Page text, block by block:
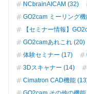
NCbrainAICAM (32)
GO2cam ミーリング
【セミナー情報】
GO2camあれこれ (20)
体験セミナー (17)
3Dスキャナー (14)
Cimatron CAD機能